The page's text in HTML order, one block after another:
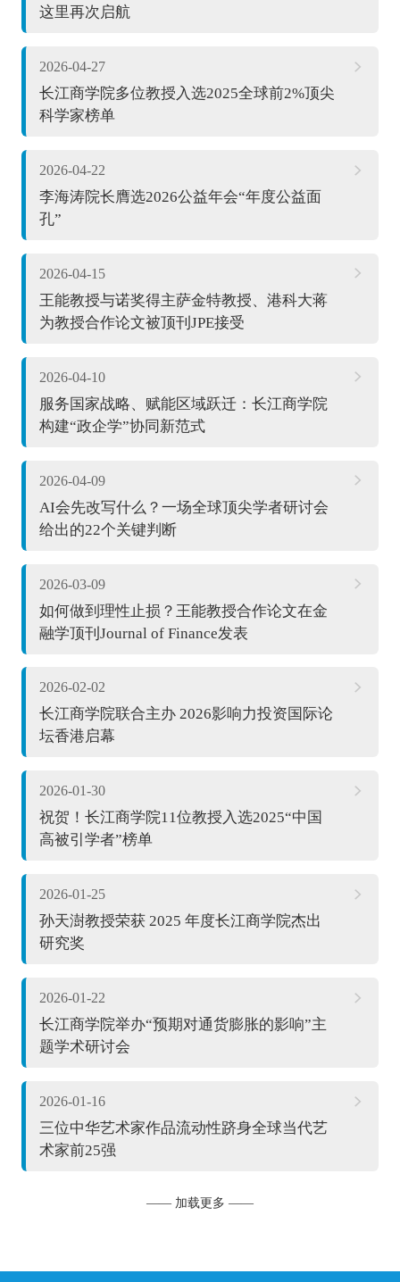
这里再次启航
2026-04-27
长江商学院多位教授入选2025全球前2%顶尖
科学家榜单
2026-04-22
李海涛院长膺选2026公益年会“年度公益面
孔”
2026-04-15
王能教授与诺奖得主萨金特教授、港科大蒋
为教授合作论文被顶刊JPE接受
2026-04-10
服务国家战略、赋能区域跃迁：长江商学院
构建“政企学”协同新范式
2026-04-09
AI会先改写什么？一场全球顶尖学者研讨会
给出的22个关键判断
2026-03-09
如何做到理性止损？王能教授合作论文在金
融学顶刊Journal of Finance发表
2026-02-02
长江商学院联合主办 2026影响力投资国际论
坛香港启幕
2026-01-30
祝贺！长江商学院11位教授入选2025“中国
高被引学者”榜单
2026-01-25
孙天澍教授荣获 2025 年度长江商学院杰出
研究奖
2026-01-22
长江商学院举办“预期对通货膨胀的影响”主
题学术研讨会
2026-01-16
三位中华艺术家作品流动性跻身全球当代艺
术家前25强
—— 加载更多 ——